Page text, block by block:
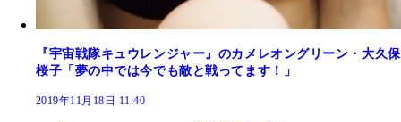
『宇宙戦隊キュウレンジャー』のカメレオングリーン・大久保
桜子「夢の中では今でも敵と戦ってます！」
2019年11月18日 11:40